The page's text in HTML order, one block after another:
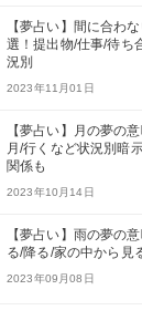
【夢占い】間に合わ
選！提出物/仕事/待ち
況別
2023年11月01日
【夢占い】月の夢の
月/行くなど状況別暗
関係も
2023年10月14日
【夢占い】雨の夢の
る/降る/家の中から見
2023年09月08日